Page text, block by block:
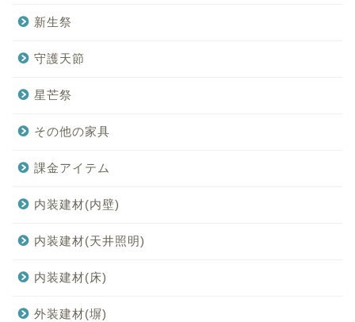
新生祭
守護天節
星芒祭
その他の家具
課金アイテム
内装建材(内壁)
内装建材(天井照明)
内装建材(床)
外装建材(塀)